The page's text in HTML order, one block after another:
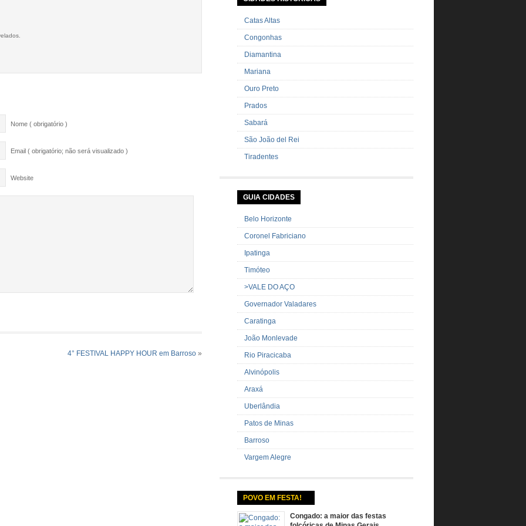
Nome ( obrigatório )
Email ( obrigatório; não será visualizado )
Website
4° FESTIVAL HAPPY HOUR em Barroso »
cebolinha Pimenta […]
Catas Altas
Congonhas
Diamantina
Mariana
Ouro Preto
Prados
Sabará
São João del Rei
Tiradentes
GUIA CIDADES
Belo Horizonte
Coronel Fabriciano
Ipatinga
Timóteo
>VALE DO AÇO
Governador Valadares
Caratinga
João Monlevade
Rio Piracicaba
Alvinópolis
Araxá
Uberlândia
Patos de Minas
Barroso
Vargem Alegre
POVO EM FESTA!
Congado: a maior das festas